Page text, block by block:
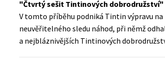
Jazyky
Kalendáře
Čtvrtý sešit Tintinových dobrodružství
V tomto příběhu podniká Tintin výpravu na
neuvěřitelného sledu náhod, při němž
a nejbláznivějších Tintinových